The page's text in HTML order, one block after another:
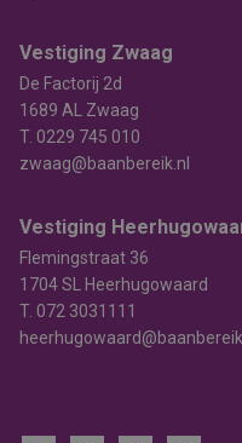
Vestiging Zwaag
De Factorij 2d
1689 AL Zwaag
T. 0229 745 010
zwaag@baanbereik.nl
Vestiging
Flemingstraat 36
1704 SL Heerhugowaard
T. 072 3031111